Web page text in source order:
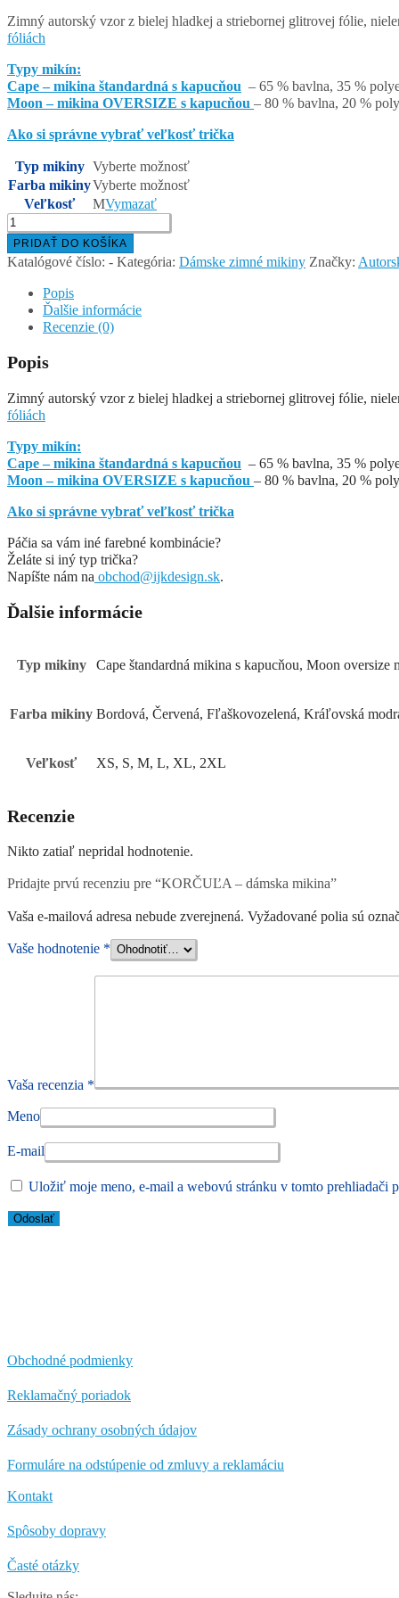
35.00 €
36.00 €
Zimný autorský vzor z bielej hladkej a striebornej glitrovej fólie,
fóliách
Typy mikín:
Cape – mikina štandardná s kapucňou – 65 % bavlna, 35 %
Moon – mikina OVERSIZE s kapucňou – 80 % bavlna, 20 %
Ako si správne vybrať veľkosť trička
Typ mikiny Vyberte možnosť
Farba mikinyVyberte možnosť
Veľkosť
MVymazať
množstvo
KORČUĽA
–
dámska
mikina
PRIDAŤ DO KOŠÍKA
Katalógové číslo: - Kategória: Dámske zimné mikiny Značky:
Popis
Ďalšie informácie
Recenzie (0)
Popis
Zimný autorský vzor z bielej hladkej a striebornej glitrovej fólie,
fóliách
Typy mikín:
Cape – mikina štandardná s kapucňou – 65 % bavlna, 35 %
Moon – mikina OVERSIZE s kapucňou – 80 % bavlna, 20 %
Ako si správne vybrať veľkosť trička
Páčia sa vám iné farebné kombinácie?
Želáte si iný typ trička?
Napíšte nám na obchod@ijkdesign.sk.
Ďalšie informácie
Typ mikiny Cape štandardná mikina s kapucňou, Moon oversize
Farba mikiny Bordová, Červená, Fľaškovozelená, Kráľovská
Veľkosť XS, S, M, L, XL, 2XL
Recenzie
Nikto zatiaľ nepridal hodnotenie.
Pridajte prvú recenziu pre “KORČUĽA – dámska mikina”
Vaša e-mailová adresa nebude zverejnená. Vyžadované polia sú
Vaše hodnotenie *
Vaša recenzia *
Meno
E-mail
Uložiť moje meno, e-mail a webovú stránku v tomto prehliadači
Obchodné podmienky
Reklamačný poriadok
Zásady ochrany osobných údajov
Formuláre na odstúpenie od zmluvy a reklamáciu
Kontakt
Spôsoby dopravy
Časté otázky